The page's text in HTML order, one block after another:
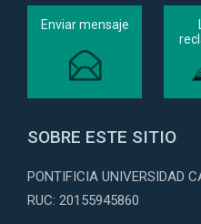
Enviar mensaje
SOBRE ESTE SITIO
PONTIFICIA UNIVERSIDAD
RUC: 20155945860